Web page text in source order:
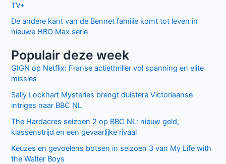
TV+
De andere kant van de Bennet familie komt tot leven in
nieuwe HBO Max serie
Populair deze week
GIGN op Netflix: Franse actiethriller vol spanning en elite
missies
Sally Lockhart Mysteries brengt duistere Victoriaanse
intriges naar BBC NL
The Hardacres seizoen 2 op BBC NL: nieuw geld,
klassenstrijd en een gevaarlijke rivaal
Keuzes en gevoelens botsen in seizoen 3 van My Life with
the Walter Boys